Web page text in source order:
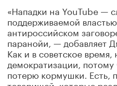
«Нападки на YouTube —
поддерживаемой
антироссийском
паранойи, — добавляет
Как и в советское
демократизации, потому
потерю кормушки. Есть,